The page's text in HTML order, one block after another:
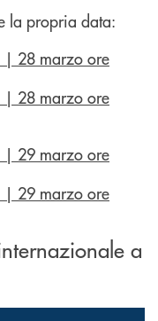
la propria data:
| 28 marzo ore
| 28 marzo ore
| 29 marzo ore
| 29 marzo ore
a